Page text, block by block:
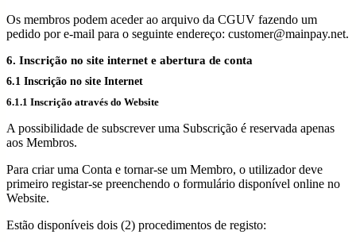
Os membros podem aceder ao arquivo da CGUV fazendo um
pedido por e-mail para o seguinte endereço: customer@mainpay.net.
6. Inscrição no site internet e abertura de conta
6.1 Inscrição no site Internet
6.1.1 Inscrição através do Website
A possibilidade de subscrever uma Subscrição é reservada apenas
aos Membros.
Para criar uma Conta e tornar-se um Membro, o utilizador deve
primeiro registar-se preenchendo o formulário disponível online no
Website.
Estão disponíveis dois (2) procedimentos de registo: